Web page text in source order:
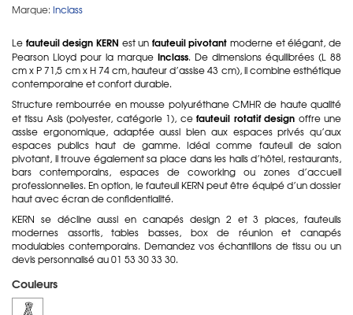
Marque: Inclass
Le fauteuil design KERN est un fauteuil pivotantmoderne et élégant, de
Pearson Lloyd pour la marque Inclass. De dimensions équilibrées (L 88
cm x P 71,5 cm x H 74 cm, hauteur d’assise 43 cm), il combine esthétique
contemporaine et confort durable.
Structure rembourrée en mousse polyuréthane CMHR de haute qualité
et tissu Asis (polyester, catégorie 1), cefauteuil rotatif design offre une
assise ergonomique, adaptée aussi bien aux espaces privés qu’aux
espaces publics haut de gamme. Idéal comme fauteuil de salon
pivotant, il trouve également sa place dans les halls d’hôtel, restaurants,
bars contemporains, espaces de coworking ou zones d’accueil
professionnelles. En option, le fauteuil KERN peut être équipé d’un dossier
haut avec écran de confidentialité.
KERN se décline aussi en canapés design 2 et 3 places, fauteuils
modernes assortis, tables basses, box de réunion et canapés
modulables contemporains. Demandez vos échantillons de tissu ou un
devis personnalisé au 01 53 30 33 30.
Couleurs